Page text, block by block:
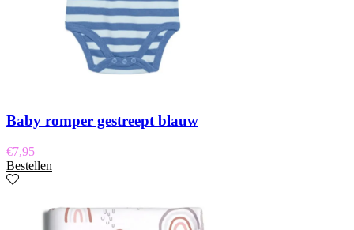
Baby romper gestreept blauw
€7,95
Bestellen